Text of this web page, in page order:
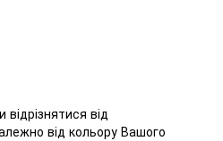
від
від кольору Вашого